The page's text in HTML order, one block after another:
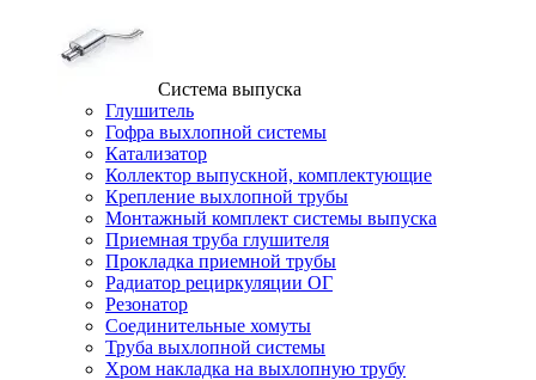
Система выпуска
Глушитель
Гофра выхлопной системы
Катализатор
Коллектор выпускной, комплектующие
Крепление выхлопной трубы
Монтажный комплект системы выпуска
Приемная труба глушителя
Прокладка приемной трубы
Радиатор рециркуляции ОГ
Резонатор
Соединительные хомуты
Труба выхлопной системы
Хром накладка на выхлопную трубу